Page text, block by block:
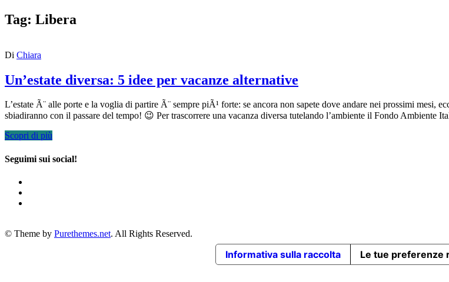
Tag: Libera
Di Chiara
Un’estate diversa: 5 idee per vacanze alternative
L’estate Ã¨ alle porte e la voglia di partire Ã¨ sempre piÃ¹ forte: se ancora non sapete dove andare nei prossimi mesi,
sbiadiranno con il passare del tempo! 😉 Per trascorrere una vacanza diversa tutelando l’ambiente il Fondo Ambiente
Scopri di più
Seguimi sui social!
© Theme by Purethemes.net. All Rights Reserved.
Informativa sulla raccolta Le tue preferenze